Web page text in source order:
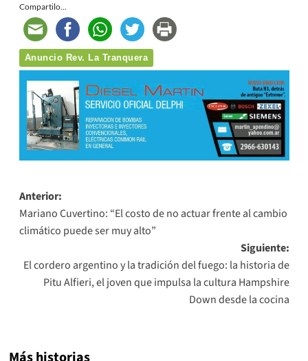
Compartilo...
Anuncio Rev. La Tranquera
Navegación
de
entradas
Anterior:
Mariano Cuvertino: “El costo de no actuar frente al cambio
climático puede ser muy alto”
Siguiente:
El cordero argentino y la tradición del fuego: la historia de
Pitu Alfieri, el joven que impulsa la cultura Hampshire
Down desde la cocina